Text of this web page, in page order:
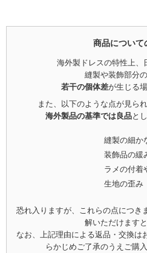
商品について
海外製ドレスの特性上、
縫製や装飾部分
若干の個体差が生じる
また、以下のような点が見ら
海外製品の基準では良品と
縫製の細か
装飾品の緩
ラメの付着
生地の歪み
恐れ入りますが、これらの点につき
解いただけますと
なお、上記理由による返品・交換は
らかじめご了承のうえご購